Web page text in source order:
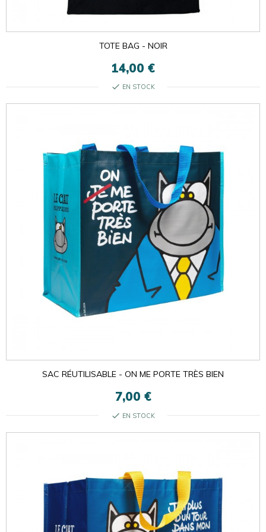
TOTE BAG - NOIR
14,00 €
check EN STOCK
SAC RÉUTILISABLE - ON ME PORTE TRÈS BIEN
7,00 €
check EN STOCK
ok